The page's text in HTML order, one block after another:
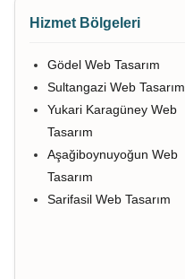
Hizmet Bölgeleri
Gödel Web Tasarım
Sultangazi Web Tasarım
Yukari Karagüney Web
Tasarım
Aşağiboynuyoğun Web
Tasarım
Sarifasil Web Tasarım